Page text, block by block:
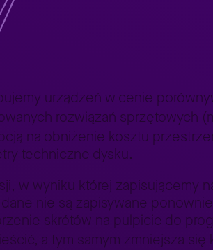
urządzeń w cenie
rozwiązań sprzętowych
na obniżenie kosztu
techniczne dysku.
w wyniku której zapisującemy
nie są zapisywane
skrótów na pulpicie do
a tym samym zmniejsza się